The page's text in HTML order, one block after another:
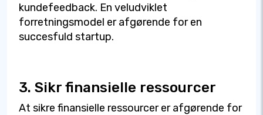
kundefeedback. En veludviklet
forretningsmodel er afgørende for en
succesfuld startup.
3. Sikr finansielle ressourcer
At sikre finansielle ressourcer er afgørende for